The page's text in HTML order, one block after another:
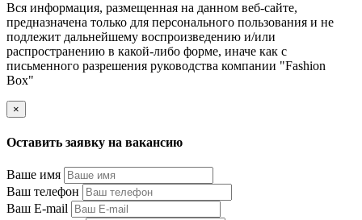
Вся информация, размещенная на данном веб-сайте,
предназначена только для персонального пользования и не
подлежит дальнейшему воспроизведению и/или
распространению в какой-либо форме, иначе как с
письменного разрешения руководства компании "Fashion
Box"
×
Оставить заявку на вакансию
Ваше имя
Ваш телефон
Ваш E-mail